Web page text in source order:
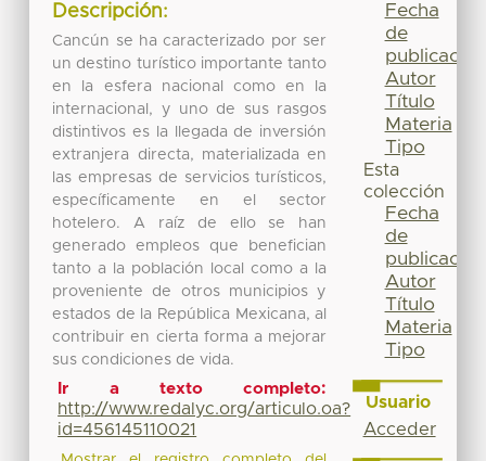
Descripción:
Cancún se ha caracterizado por ser
un destino turístico importante tanto
en la esfera nacional como en la
internacional, y uno de sus rasgos
distintivos es la llegada de inversión
extranjera directa, materializada en
las empresas de servicios turísticos,
específicamente en el sector
hotelero. A raíz de ello se han
generado empleos que benefician
tanto a la población local como a la
proveniente de otros municipios y
estados de la República Mexicana, al
contribuir en cierta forma a mejorar
sus condiciones de vida.
Ir a texto completo:
http://www.redalyc.org/articulo.oa?
id=456145110021
Fecha
de
publicación
Autor
Título
Materia
Tipo
Esta
colección
Fecha
de
publicación
Autor
Título
Materia
Tipo
Usuario
Acceder